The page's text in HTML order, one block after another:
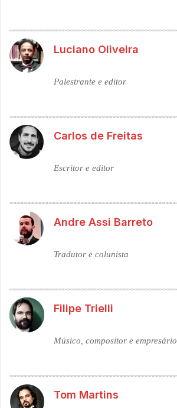
Luciano Oliveira
Palestrante e editor
Carlos de Freitas
Escritor e editor
Andre Assi Barreto
Tradutor e colunista
Filipe Trielli
Músico, compositor e empresário
Tom Martins